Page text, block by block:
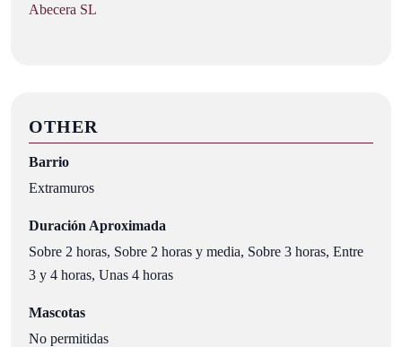
Abecera SL
OTHER
Barrio
Extramuros
Duración Aproximada
Sobre 2 horas, Sobre 2 horas y media, Sobre 3 horas, Entre
3 y 4 horas, Unas 4 horas
Mascotas
No permitidas